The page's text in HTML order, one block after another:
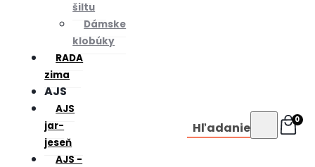
šiltu
Dámske
klobúky
RADA
zima
AJS
AJS
jar-
jeseň
AJS -
Hľadanie 0